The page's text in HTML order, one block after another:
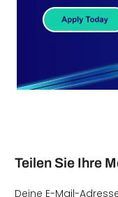
Teilen Sie Ihre
Deine E-Mail-